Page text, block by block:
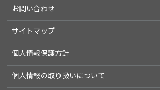
お問い合わせ
サイトマップ
個人情報保護方針
個人情報の取り扱いについて